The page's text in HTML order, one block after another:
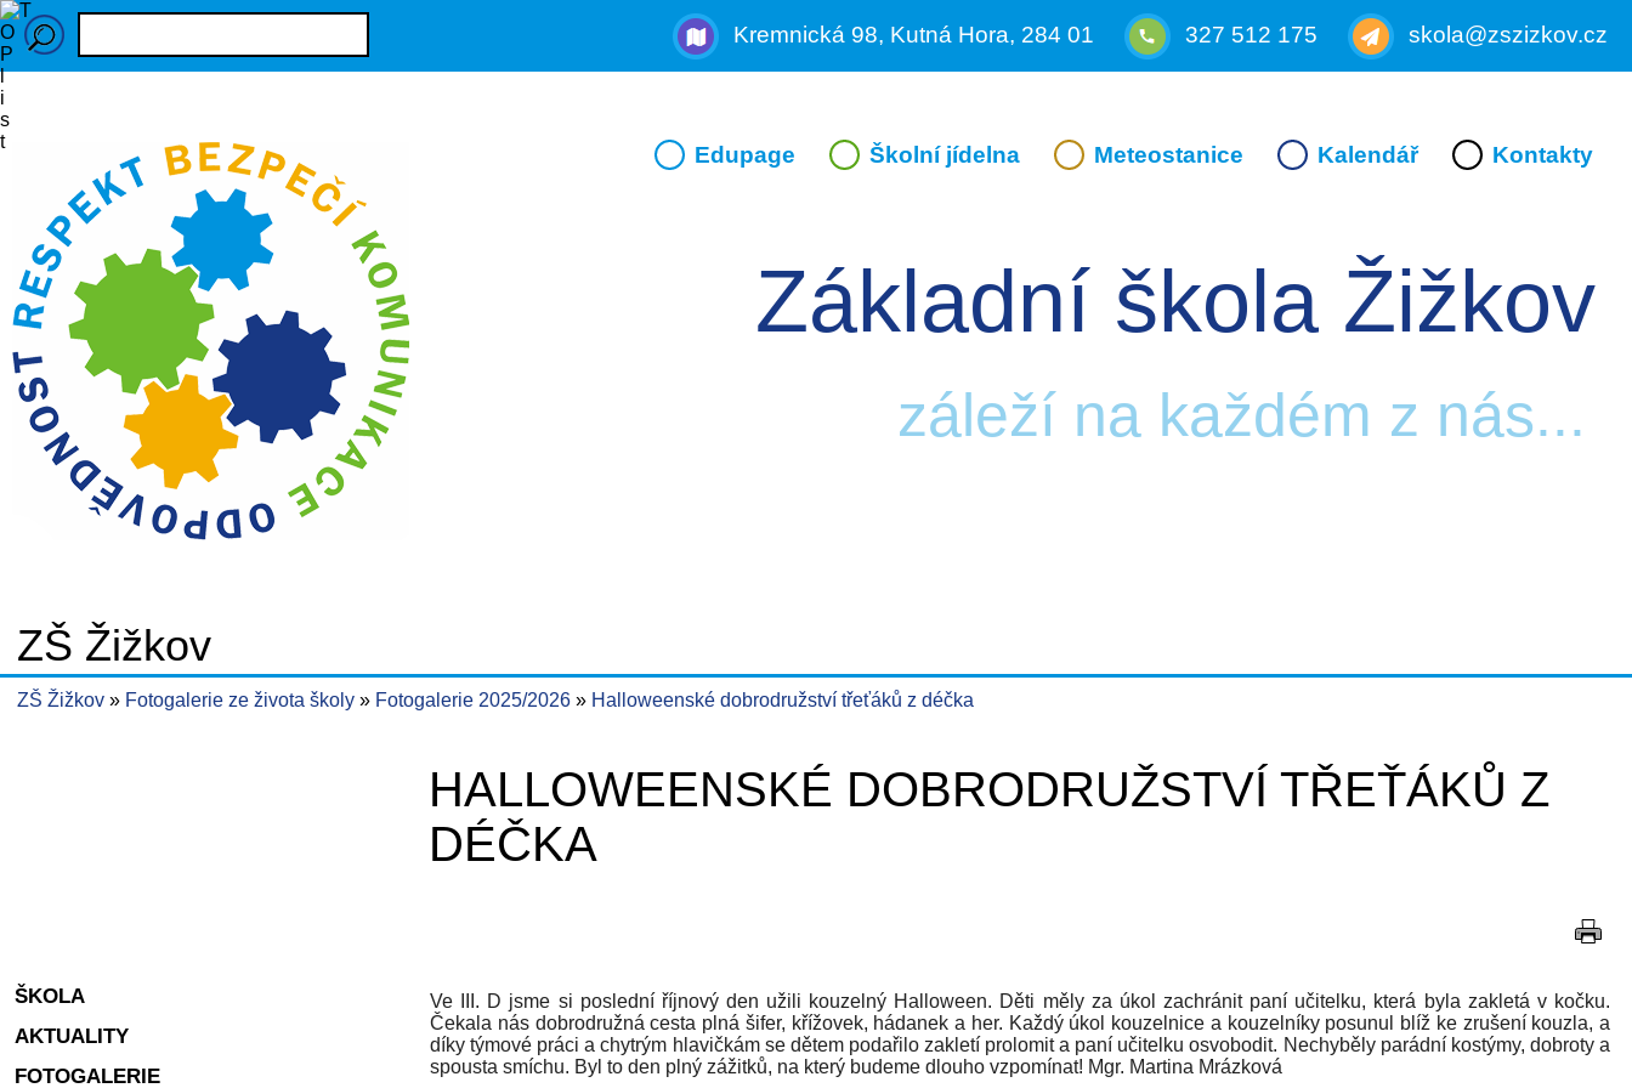
Kremnická 98, Kutná Hora, 284 01 327 512 175 skola@zszizkov.cz
Edupage Školní jídelna Meteostanice Kalendář Kontakty
Základní škola Žižkov
záleží na každém z nás...
ZŠ Žižkov
ZŠ Žižkov Fotogalerie ze života školy Fotogalerie 2025/2026 Halloweenské dobrodružství třeťáků z déčka
HALLOWEENSKÉ DOBRODRUŽSTVÍ TŘEŤÁKŮ Z
DÉČKA
Ve III. D jsme si poslední říjnový den užili kouzelný Halloween. Děti měly za úkol zachránit paní učitelku, která byla zakletá v kočku.
Čekala nás dobrodružná cesta plná šifer, křížovek, hádanek a her. Každý úkol kouzelnice a kouzelníky posunul blíž ke zrušení kouzla, a
díky týmové práci a chytrým hlavičkám se dětem podařilo zakletí prolomit a paní učitelku osvobodit. Nechyběly parádní kostýmy, dobroty a
spousta smíchu. Byl to den plný zážitků, na který budeme dlouho vzpomínat! Mgr. Martina Mrázková
ŠKOLA
AKTUALITY
FOTOGALERIE